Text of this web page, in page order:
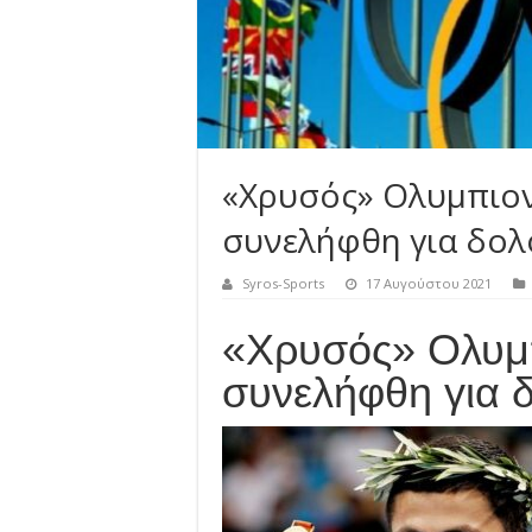
«Χρυσός»
συνελήφθη για
Syros-Sports 17 Αυγούστου 2021
«Χρυσός»
συνελήφθη για